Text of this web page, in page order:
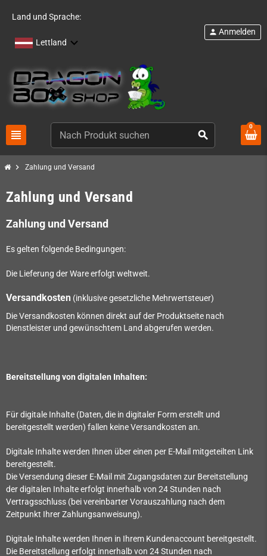
Land und Sprache:
Lettland
view_headline search
person Anmelden
0
chevron_right Zahlung und Versand
Zahlung und Versand
Zahlung und Versand
Es gelten folgende Bedingungen:
Die Lieferung der Ware erfolgt weltweit.
Versandkosten (inklusive gesetzliche Mehrwertsteuer)
Die Versandkosten können direkt auf der Produktseite nach
Dienstleister und gewünschtem Land abgerufen werden.
Bereitstellung von digitalen Inhalten:
Für digitale Inhalte (Daten, die in digitaler Form erstellt und
bereitgestellt werden) fallen keine Versandkosten an.
Digitale Inhalte werden Ihnen über einen per E-Mail mitgeteilten Link
bereitgestellt.
Die Versendung dieser E-Mail mit Zugangsdaten zur Bereitstellung
der digitalen Inhalte erfolgt innerhalb von 24Stunden nach
Vertragsschluss (bei vereinbarter Vorauszahlung nach dem
Zeitpunkt Ihrer Zahlungsanweisung).
Digitale Inhalte werden Ihnen in Ihrem Kundenaccount bereitgestellt.
Die Bereitstellung erfolgt innerhalb von 24Stunden nach